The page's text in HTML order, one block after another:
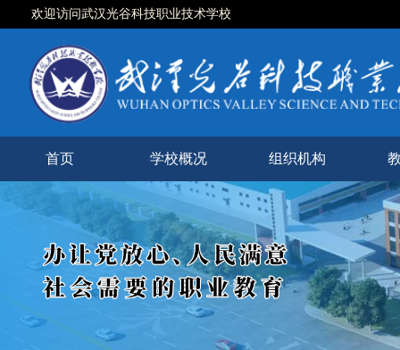
欢迎访问武汉光谷科技职业技术学校
首页 学校概况
现任领导
校徽校训
校园风光
组织机构